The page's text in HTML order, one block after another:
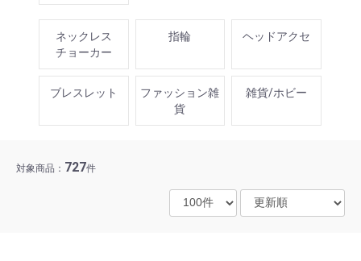
ネックレス
チョーカー
指輪 ヘッドアクセ
ブレスレット
ファッション雑
貨
雑貨/ホビー
対象商品： 727件